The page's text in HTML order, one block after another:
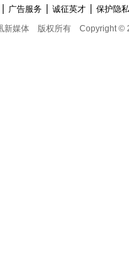
广告服务 诚征英才
保护隐
新媒体
版权所有 Copyright ©